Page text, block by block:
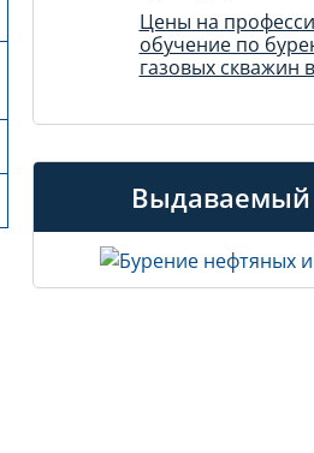
Цены на
обучение по
газовых скважин
Выдаваемый